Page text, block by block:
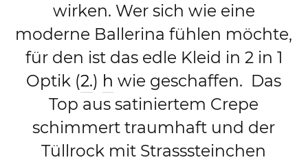
wirken. Wer sich wie eine
moderne Ballerina fühlen möchte,
für den ist das edle Kleid in 2 in 1
Optik (2.) h wie geschaffen. Das
Top aus satiniertem Crepe
schimmert traumhaft und der
Tüllrock mit Strasssteinchen